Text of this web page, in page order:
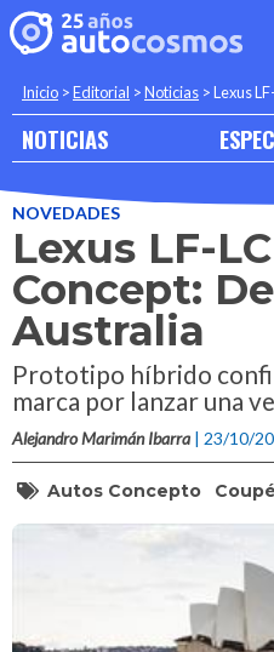
Inicio >Editorial >Noticias >Lexus
NOTICIAS
NOVEDADES
Lexus LF-
Concept:
Australia
Prototipo híbrido
marca por lanzar una
Alejandro Marimán Ibarra | 23/10/
Autos Concepto Coupé